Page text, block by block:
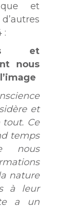
et
:
et
nous
et
Ce
temps
nous
nature
à leur
a un